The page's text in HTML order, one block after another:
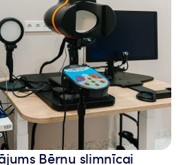
Bērnu slimnīcai